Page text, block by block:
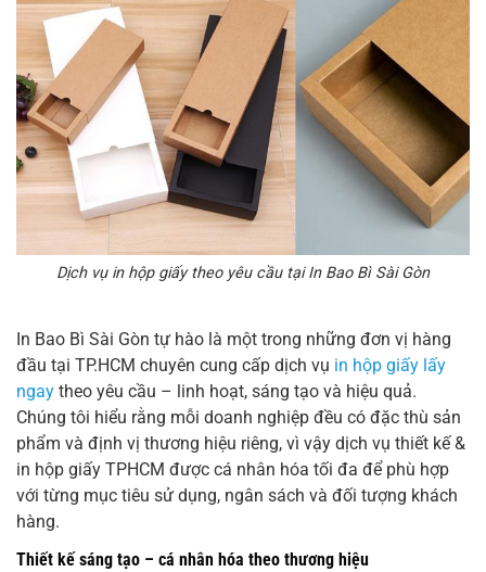
Dịch vụ in hộp giấy theo yêu cầu tại In Bao Bì Sài Gòn
In Bao Bì Sài Gòn tự hào là một trong những đơn vị hàng
đầu tại TP.HCM chuyên cung cấp dịch vụ in hộp giấy lấy
ngay theo yêu cầu – linh hoạt, sáng tạo và hiệu quả.
Chúng tôi hiểu rằng mỗi doanh nghiệp đều có đặc thù sản
phẩm và định vị thương hiệu riêng, vì vậy dịch vụ thiết kế &
in hộp giấy TPHCM được cá nhân hóa tối đa để phù hợp
với từng mục tiêu sử dụng, ngân sách và đối tượng khách
hàng.
Thiết kế sáng tạo – cá nhân hóa theo thương hiệu